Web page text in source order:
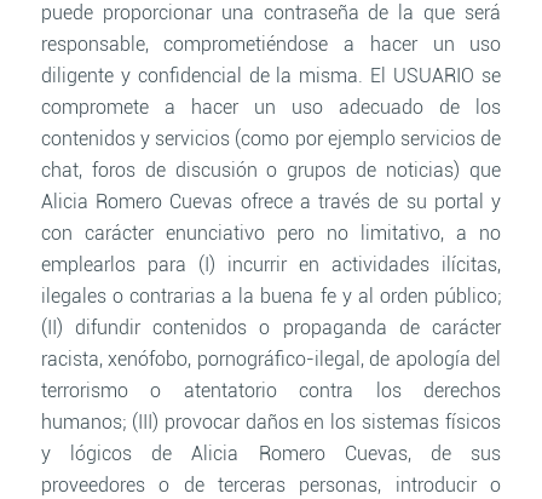
puede proporcionar una contraseña de la que será
responsable, comprometiéndose a hacer un uso
diligente y confidencial de la misma. El USUARIO se
compromete a hacer un uso adecuado de los
contenidos y servicios (como por ejemplo servicios de
chat, foros de discusión o grupos de noticias) que
Alicia Romero Cuevas ofrece a través de su portal y
con carácter enunciativo pero no limitativo, a no
emplearlos para (I) incurrir en actividades ilícitas,
ilegales o contrarias a la buena fe y al orden público;
(II) difundir contenidos o propaganda de carácter
racista, xenófobo, pornográfico-ilegal, de apología del
terrorismo o atentatorio contra los derechos
humanos; (III) provocar daños en los sistemas físicos
y lógicos de Alicia Romero Cuevas, de sus
proveedores o de terceras personas, introducir o